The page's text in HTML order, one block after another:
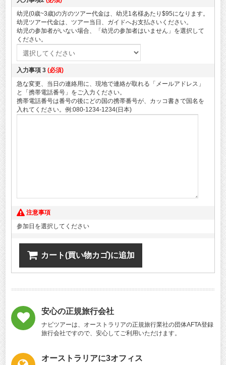
幼児(0歳~3歳)の方のツアー代金は、幼児1名様あたり$95になります。
幼児ツアー代金は、ツアー当日、ガイドへお支払さいください。
幼児の参加者がいない場合、「幼児の参加者はいません」を選択して
ください。
入力事項 3 (必須)
急な変更、当日の連絡用に、現地で連絡が取れる「メールアドレス」
と「携帯電話番号」をご入力ください。
携帯電話番号は番号の後にどの国の携帯番号が、カッコ書きで国名を
入れてください。例:080-1234-1234(日本)
注意事項
参加日を選択してください
カート(買い物カゴ)に追加
安心の正規旅行会社
ナビツアーは、オーストラリアの正規旅行業社の団体AFTA登録
旅行会社ですので、安心してご利用いただけます。
オーストラリアに3オフィス